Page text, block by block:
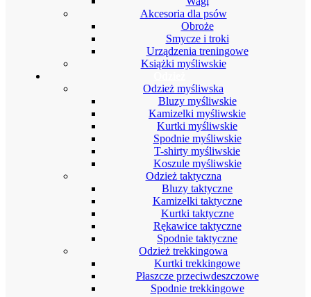
Akcesoria dla psów
Obroże
Smycze i troki
Urządzenia treningowe
Książki myśliwskie
Odzież myśliwska
Bluzy myśliwskie
Kamizelki myśliwskie
Kurtki myśliwskie
Spodnie myśliwskie
T-shirty myśliwskie
Koszule myśliwskie
Odzież taktyczna
Bluzy taktyczne
Kamizelki taktyczne
Kurtki taktyczne
Rękawice taktyczne
Spodnie taktyczne
Odzież trekkingowa
Kurtki trekkingowe
Płaszcze przeciwdeszczowe
Spodnie trekkingowe